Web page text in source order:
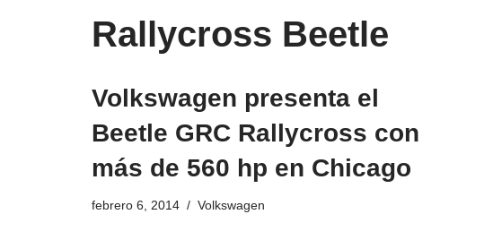
Rallycross Beetle
Volkswagen presenta el
Beetle GRC Rallycross con
más de 560 hp en Chicago
febrero 6, 2014 Volkswagen